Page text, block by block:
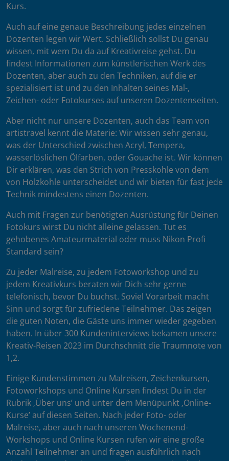
Kurs.
Auch auf eine genaue Beschreibung jedes einzelnen
Dozenten legen wir Wert. Schließlich sollst Du genau
wissen, mit wem Du da auf Kreativreise gehst. Du
findest Informationen zum künstlerischen Werk des
Dozenten, aber auch zu den Techniken, auf die er
spezialisiert ist und zu den Inhalten seines Mal-,
Zeichen- oder Fotokurses auf unseren Dozentenseiten.
Aber nicht nur unsere Dozenten, auch das Team von
artistravel kennt die Materie: Wir wissen sehr genau,
was der Unterschied zwischen Acryl, Tempera,
wasserlöslichen Ölfarben, oder Gouache ist. Wir können
Dir erklären, was den Strich von Presskohle von dem
von Holzkohle unterscheidet und wir bieten für fast jede
Technik mindestens einen Dozenten.
Auch mit Fragen zur benötigten Ausrüstung für Deinen
Fotokurs wirst Du nicht alleine gelassen. Tut es
gehobenes Amateurmaterial oder muss Nikon Profi
Standard sein?
Zu jeder Malreise, zu jedem Fotoworkshop und zu
jedem Kreativkurs beraten wir Dich sehr gerne
telefonisch, bevor Du buchst. Soviel Vorarbeit macht
Sinn und sorgt für zufriedene Teilnehmer. Das zeigen
die guten Noten, die Gäste uns immer wieder gegeben
haben. In über 300 Kundeninterviews bekamen unsere
Kreativ-Reisen 2023 im Durchschnitt die Traumnote von
1,2.
Einige Kundenstimmen zu Malreisen, Zeichenkursen,
Fotoworkshops und Online Kursen findest Du in der
Rubrik ‚Über uns’ und unter dem Menüpunkt ‚Online-
Kurse’ auf diesen Seiten. Nach jeder Foto- oder
Malreise, aber auch nach unseren Wochenend-
Workshops und Online Kursen rufen wir eine große
Anzahl Teilnehmer an und fragen ausführlich nach